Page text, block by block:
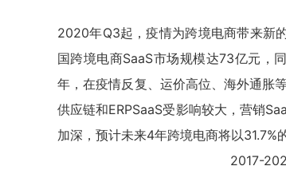
2020年Q3起，疫情为跨境电商带来新
国跨境电商SaaS市场规模达73亿元，
年，在疫情反复、运价高位、海外通胀
供应链和ERPSaaS受影响较大，营销
加深，预计未来4年跨境电商将以31.7%
2017-